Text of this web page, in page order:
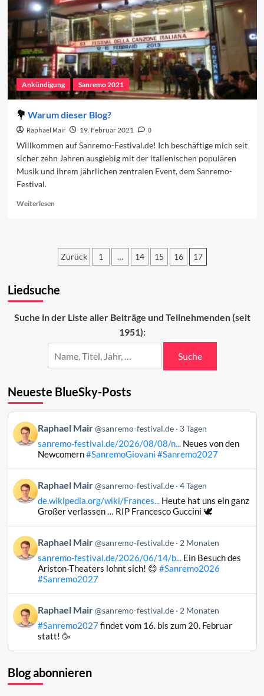
Ankündigung Sanremo 2021
Warum dieser Blog?
Raphael Mair 19. Februar 2021
0
Willkommen auf Sanremo-Festival.de! Ich beschäftige mich seit
sicher zehn Jahren ausgiebig mit der italienischen populären
Musik und ihrem jährlichen zentralen Event, dem Sanremo-
Festival.
WeiterlesenRead
dieser
Blog?
der
Beiträge
Zurück 1 … 14 15 16 17
Liedsuche
Suche in der Liste aller Beiträge und Teilnehmenden (seit
1951):
Suche
Neueste BlueSky-Posts
Beitrag
von
Raphael
Bluesky
ansehen
Raphael Mair @sanremo-festival.de 3 Tagen
sanremo-festival.de/2026/08/08/n...Neues von den
Newcomern#SanremoGiovani #Sanremo2027
Beitrag
von
Raphael
Bluesky
ansehen
Raphael Mair @sanremo-festival.de 4 Tagen
de.wikipedia.org/wiki/Frances...Heute hat uns ein ganz
Großer verlassen … RIP Francesco Guccini 🕊️
Beitrag
von
Raphael
ansehen
Raphael Mair @sanremo-festival.de 2 Monaten
sanremo-festival.de/2026/06/14/b...Ein Besuch des
Ariston-Theaters lohnt sich! 😊 #Sanremo2026
#Sanremo2027
Beitrag
von
Raphael
Bluesky
ansehen
Raphael Mair @sanremo-festival.de 2 Monaten
#Sanremo2027findet vom 16. bis zum 20. Februar
statt! 🥳
Blog abonnieren